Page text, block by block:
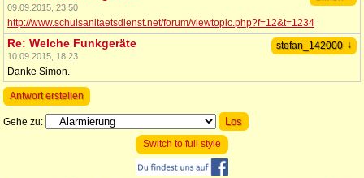
09.09.2015, 23:50
http://www.schulsanitaetsdienst.net/forum/viewtopic.php?f=12&t=1234
stefan_142000 ↓
Re: Welche Funkgeräte
10.09.2015, 18:23
Danke Simon.
Antwort erstellen
Gehe zu:
Switch to full style